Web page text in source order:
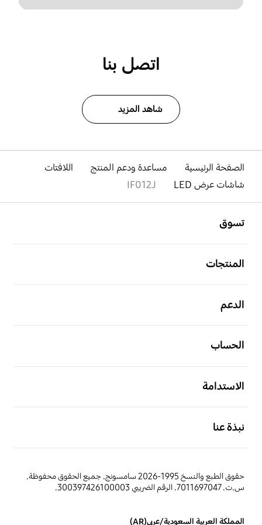
اتصل بنا
شاهد المزيد
الصفحة الرئيسية مساعدة ودعم المنتج
اللافتات
شاشات عرض LED
IF012J
تسوق
المنتجات
الدعم
الحساب
الاستدامة
نبذة عنا
حقوق الطبع والنسخ 1995-2026 سامسونج. جميع الحقوق محفوظة.
س.ت. 7011697047. الرقم الضريبي 300397426100003.
المملكة العربية السعودية/عربي(AR)